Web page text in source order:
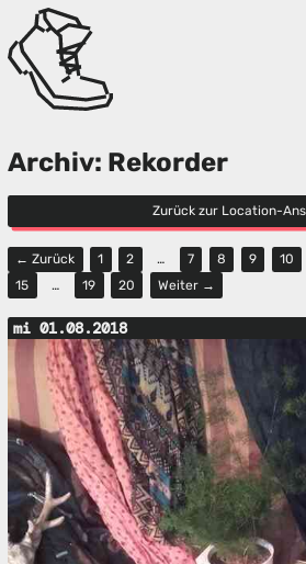
Archiv: Rekorder
Zurück zur Location-
← Zurück 1 2 … 7 8 9 10
15
… 19 20 Weiter →
mi 01.08.2018